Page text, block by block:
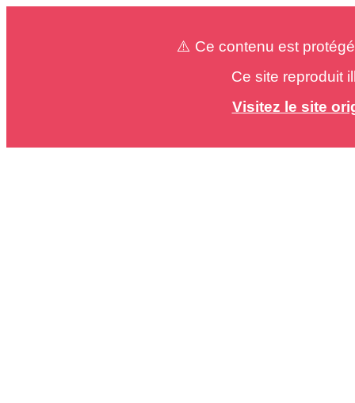
⚠️ Ce contenu est
Ce site reproduit
Visitez le site